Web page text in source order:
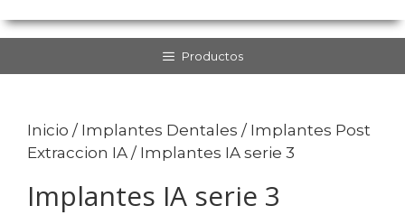
Inicio / Implantes Dentales / Implantes Post
Extraccion IA / Implantes IA serie 3
Implantes IA serie 3
Productos